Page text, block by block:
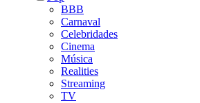
BBB
Carnaval
Celebridades
Cinema
Música
Realities
Streaming
TV